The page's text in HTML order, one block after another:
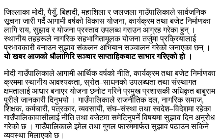
जिल्लाका मोदी, पैयुँ, बिहादी, महाशिला र जलजला गाउँपालिकाले सार्वजनिक
सूचना जारी गर्दै आगामी वर्षको विकास योजना, कार्यक्रम तथा बजेट निर्माणका
लागि राय, सुझाव र योजना प्रस्ताव उपलब्ध गराउन आग्रह गरेका हुन् ।
स्थानीय तहहरूले नागरिक सहभागितामूलक योजना तर्जुमा प्रक्रियालाई
प्रभावकारी बनाउन सुझाव संकलन अभियान सञ्चालन गरेको जनाएका छन् ।
यो खबर आजको धौलागिरि सञ्चार साप्ताहिकबाट साभार गरिएको हो ।
मोदी गाउँपालिकाले आगामी आर्थिक वर्षको नीति, कार्यक्रम तथा बजेट निर्माणका
क्रममा स्थानीय आवश्यकता, स्रोत–साधनको उपलब्धता तथा संस्थागत
क्षमतालाई आधार बनाएर योजना छनोट गरिने प्रमुख प्रशासकी अधिकृत बाबुराम
पुरीले जानकारी दिनुभयो । गाउँपालिकाले राजनीतिक दल, नागरिक समाज,
शिक्षक, कर्मचारी, पत्रकार, व्यवसायी, संघ–संस्था तथा स्वदेश–विदेशमा रहेका
गाउँपालिकावासीलाई नीति तथा बजेटमा समेटिनुपर्ने विषयमा सुझाव दिन अनुरोध
गरेको छ । गाउँपालिकाले इमेल तथा गुगल फारममार्फत सुझाव पठाउन सकिने
व्यवस्था मिलाएको छ।